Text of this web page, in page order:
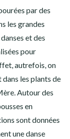
par des
les grandes
et des
pour
autrefois, on
les plants de
Autour des
en
sont données
une danse